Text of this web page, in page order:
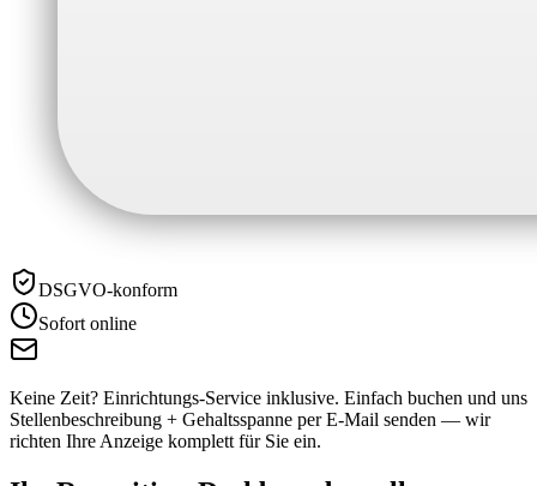
DSGVO-konform
Sofort online
Keine Zeit? Einrichtungs-Service inklusive. Einfach buchen und uns
Stellenbeschreibung + Gehaltsspanne per E-Mail senden — wir
richten Ihre Anzeige komplett für Sie ein.